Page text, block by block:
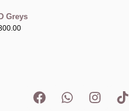
Greys
F
a
W
h
I
n
T
i